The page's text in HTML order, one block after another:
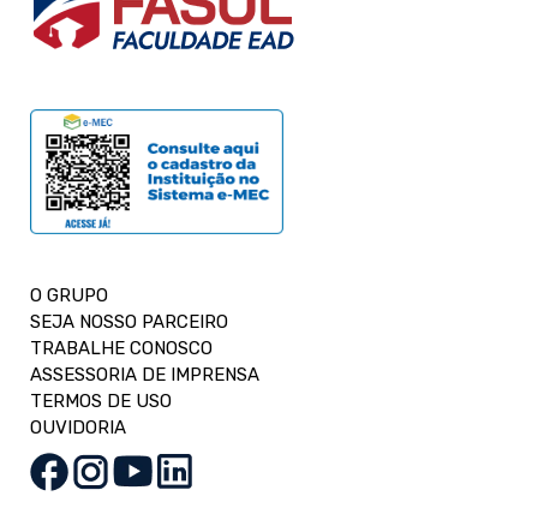
O GRUPO
SEJA NOSSO PARCEIRO
TRABALHE CONOSCO
ASSESSORIA DE IMPRENSA
TERMOS DE USO
OUVIDORIA